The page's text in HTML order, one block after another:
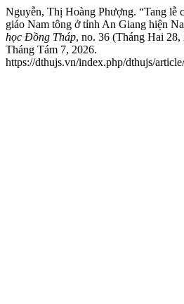
Nguyễn, Thị Hoàng Phượng. “Tang lễ
giáo Nam tông ở tỉnh An Giang hiện
học Đồng Tháp, no. 36 (Tháng Hai
Tháng Tám 7, 2026.
https://dthujs.vn/index.php/dthujs/